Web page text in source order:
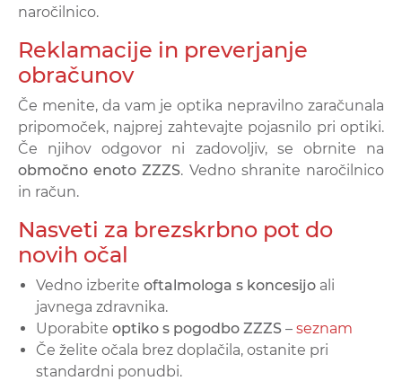
naročilnico.
Reklamacije in preverjanje
obračunov
Če menite, da vam je optika nepravilno zaračunala
pripomoček, najprej zahtevajte pojasnilo pri optiki.
Če njihov odgovor ni zadovoljiv, se obrnite na
območno enoto ZZZS. Vedno shranite naročilnico
in račun.
Nasveti za brezskrbno pot do
novih očal
Vedno izberite oftalmologa s koncesijo ali
javnega zdravnika.
Uporabite optiko s pogodbo ZZZS – seznam
Če želite očala brez doplačila, ostanite pri
standardni ponudbi.